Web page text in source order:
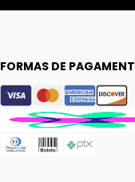
FORMAS DE